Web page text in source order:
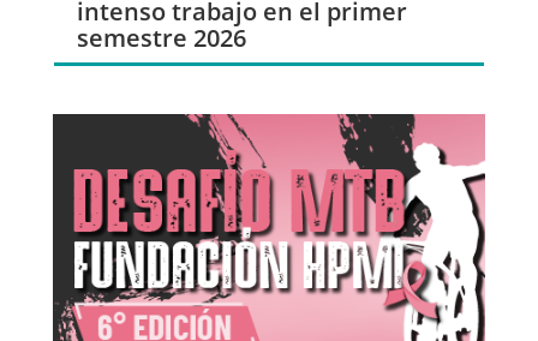
intenso trabajo en el primer
semestre 2026